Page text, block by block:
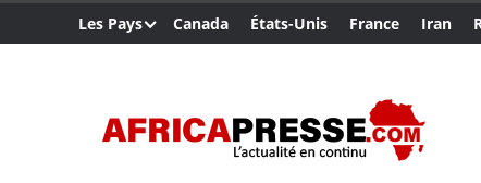
Les Pays Canada États-Unis France Iran